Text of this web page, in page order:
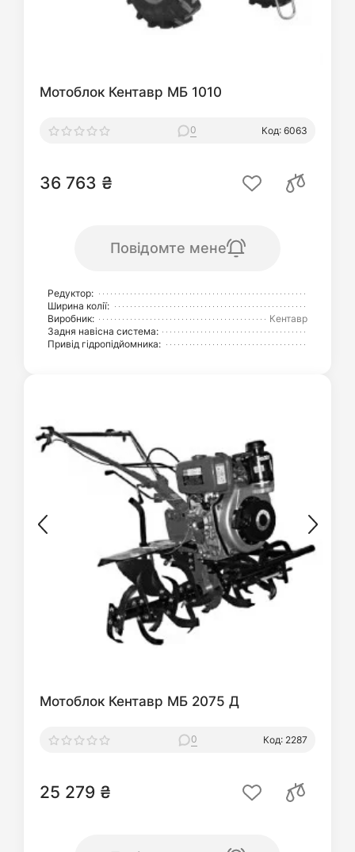
Мотоблок Кентавр МБ 1010
0 Код: 6063
36 763 ₴
Повідомте мене
Редуктор:
Ширина колії:
Виробник:
Кентавр
Задня навісна система:
Привід гідропідйомника:
Мотоблок Кентавр МБ 2075 Д
0 Код: 2287
25 279 ₴